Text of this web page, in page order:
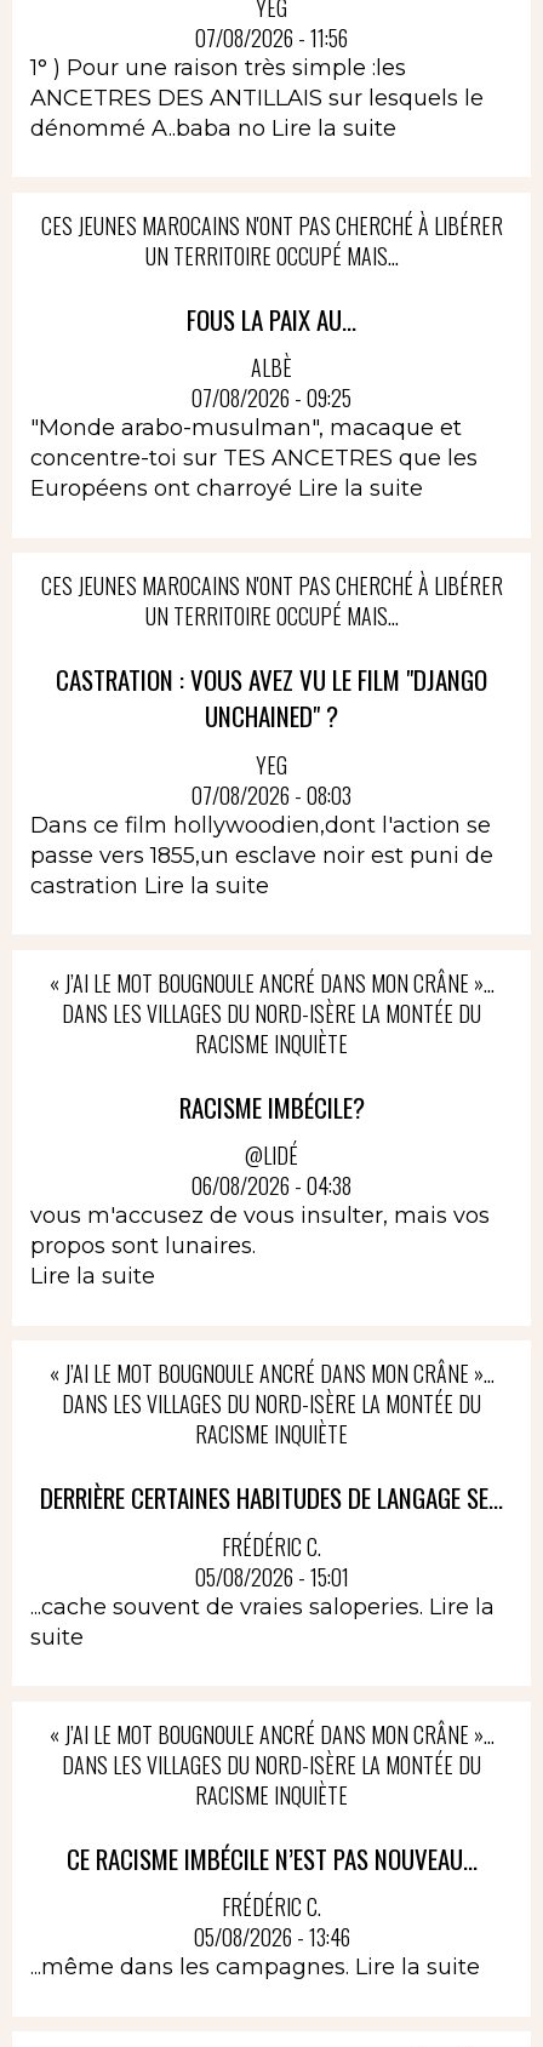
YEG
07/08/2026 - 11:56
1° ) Pour une raison très simple :les
ANCETRES DES ANTILLAIS sur lesquels le
dénommé A..baba no Lire la suite
CES JEUNES MAROCAINS N'ONT PAS CHERCHÉ À LIBÉRER
UN TERRITOIRE OCCUPÉ MAIS...
FOUS LA PAIX AU...
ALBÈ
07/08/2026 - 09:25
"Monde arabo-musulman", macaque et
concentre-toi sur TES ANCETRES que les
Européens ont charroyé Lire la suite
CES JEUNES MAROCAINS N'ONT PAS CHERCHÉ À LIBÉRER
UN TERRITOIRE OCCUPÉ MAIS...
CASTRATION : VOUS AVEZ VU LE FILM "DJANGO
UNCHAINED" ?
YEG
07/08/2026 - 08:03
Dans ce film hollywoodien,dont l'action se
passe vers 1855,un esclave noir est puni de
castration Lire la suite
« J’AI LE MOT BOUGNOULE ANCRÉ DANS MON CRÂNE »…
DANS LES VILLAGES DU NORD-ISÈRE LA MONTÉE DU
RACISME INQUIÈTE
RACISME IMBÉCILE?
@LIDÉ
06/08/2026 - 04:38
vous m'accusez de vous insulter, mais vos
propos sont lunaires.
Lire la suite
« J’AI LE MOT BOUGNOULE ANCRÉ DANS MON CRÂNE »…
DANS LES VILLAGES DU NORD-ISÈRE LA MONTÉE DU
RACISME INQUIÈTE
DERRIÈRE CERTAINES HABITUDES DE LANGAGE SE...
FRÉDÉRIC C.
05/08/2026 - 15:01
...cache souvent de vraies saloperies. Lire la
suite
« J’AI LE MOT BOUGNOULE ANCRÉ DANS MON CRÂNE »…
DANS LES VILLAGES DU NORD-ISÈRE LA MONTÉE DU
RACISME INQUIÈTE
CE RACISME IMBÉCILE N’EST PAS NOUVEAU...
FRÉDÉRIC C.
05/08/2026 - 13:46
...même dans les campagnes. Lire la suite